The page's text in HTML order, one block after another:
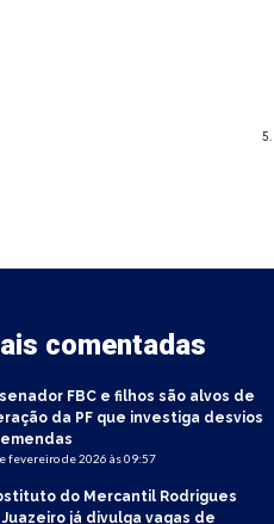
comentadas
FBC e filhos são alvos de
da PF que investiga desvios
fevereiro de 2026 às 09:57
do Mercantil Rodrigues
Juazeiro já divulga vagas de